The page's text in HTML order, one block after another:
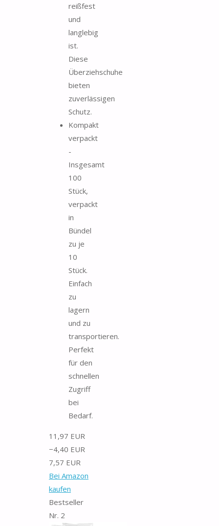
reißfest
und
langlebig
ist.
Diese
Überziehschuhe
bieten
zuverlässigen
Schutz.
Kompakt
verpackt
-
Insgesamt
100
Stück,
verpackt
in
Bündel
zu je
10
Stück.
Einfach
zu
lagern
und zu
transportieren.
Perfekt
für den
schnellen
Zugriff
bei
Bedarf.
11,97 EUR
−4,40 EUR
7,57 EUR
Bei Amazon
kaufen
Bestseller
Nr. 2